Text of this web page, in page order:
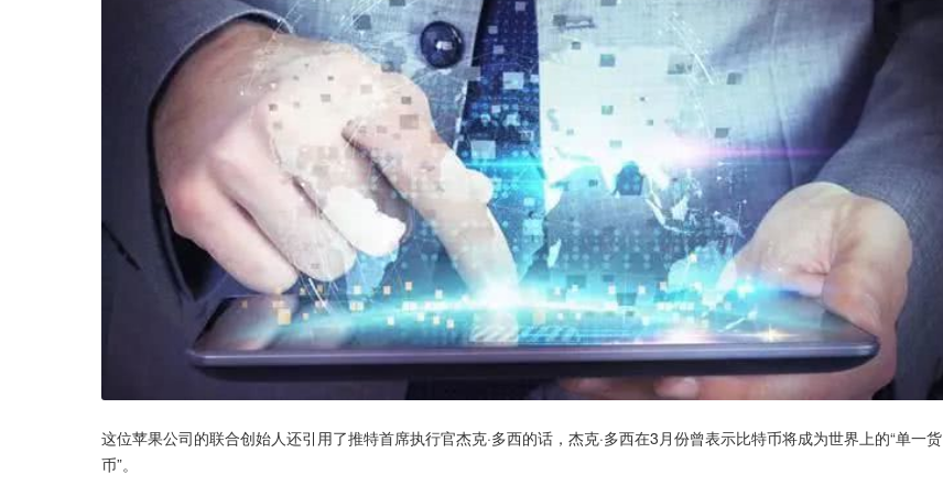
这位苹果公司的联合创始人还引用了推特首席执行官杰克·多西的话，杰克·多西在3月份曾表示比特币将成为世界上的“单一货
币”。